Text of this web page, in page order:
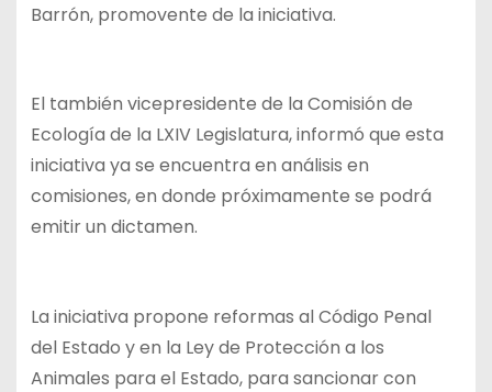
Barrón, promovente de la iniciativa.
El también vicepresidente de la Comisión de
Ecología de la LXIV Legislatura, informó que esta
iniciativa ya se encuentra en análisis en
comisiones, en donde próximamente se podrá
emitir un dictamen.
La iniciativa propone reformas al Código Penal
del Estado y en la Ley de Protección a los
Animales para el Estado, para sancionar con